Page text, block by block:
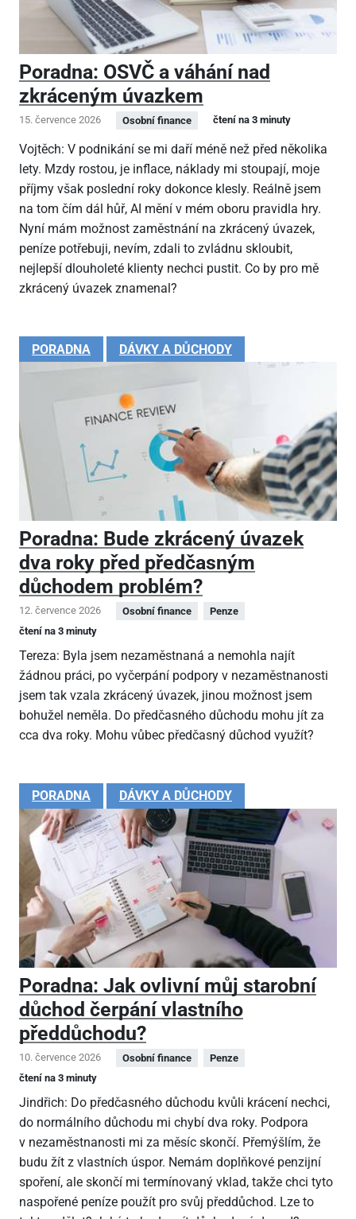
Poradna: OSVČ a váhání nad
zkráceným úvazkem
15. července 2026 Osobní finance čtení na 3 minuty
Vojtěch: V podnikání se mi daří méně než před několika
lety. Mzdy rostou, je inflace, náklady mi stoupají, moje
příjmy však poslední roky dokonce klesly. Reálně jsem
na tom čím dál hůř, AI mění v mém oboru pravidla hry.
Nyní mám možnost zaměstnání na zkrácený úvazek,
peníze potřebuji, nevím, zdali to zvládnu skloubit,
nejlepší dlouholeté klienty nechci pustit. Co by pro mě
zkrácený úvazek znamenal?
PORADNA DÁVKY A DŮCHODY
Poradna: Bude zkrácený úvazek
dva roky před předčasným
důchodem problém?
12. července 2026 Osobní finance
Penze
čtení na 3 minuty
Tereza: Byla jsem nezaměstnaná a nemohla najít
žádnou práci, po vyčerpání podpory v nezaměstnanosti
jsem tak vzala zkrácený úvazek, jinou možnost jsem
bohužel neměla. Do předčasného důchodu mohu jít za
cca dva roky. Mohu vůbec předčasný důchod využít?
PORADNA DÁVKY A DŮCHODY
Poradna: Jak ovlivní můj starobní
důchod čerpání vlastního
předdůchodu?
10. července 2026 Osobní finance
Penze
čtení na 3 minuty
Jindřich: Do předčasného důchodu kvůli krácení nechci,
do normálního důchodu mi chybí dva roky. Podpora
v nezaměstnanosti mi za měsíc skončí. Přemýšlím, že
budu žít z vlastních úspor. Nemám doplňkové penzijní
spoření, ale skončí mi termínovaný vklad, takže chci tyto
naspořené peníze použít pro svůj předdůchod. Lze to